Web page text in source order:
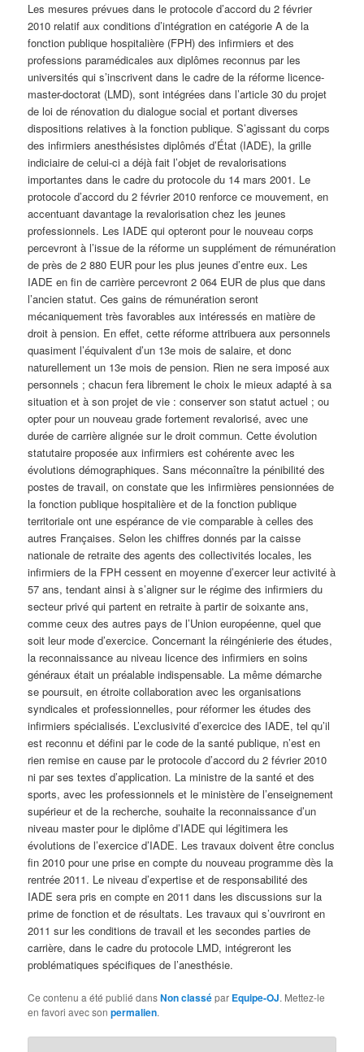
Les mesures prévues dans le protocole d’accord du 2 février
2010 relatif aux conditions d’intégration en catégorie A de la
fonction publique hospitalière (FPH) des infirmiers et des
professions paramédicales aux diplômes reconnus par les
universités qui s’inscrivent dans le cadre de la réforme licence-
master-doctorat (LMD), sont intégrées dans l’article 30 du projet
de loi de rénovation du dialogue social et portant diverses
dispositions relatives à la fonction publique. S’agissant du corps
des infirmiers anesthésistes diplômés d’État (IADE), la grille
indiciaire de celui-ci a déjà fait l’objet de revalorisations
importantes dans le cadre du protocole du 14 mars 2001. Le
protocole d’accord du 2 février 2010 renforce ce mouvement, en
accentuant davantage la revalorisation chez les jeunes
professionnels. Les IADE qui opteront pour le nouveau corps
percevront à l’issue de la réforme un supplément de rémunération
de près de 2 880 EUR pour les plus jeunes d’entre eux. Les
IADE en fin de carrière percevront 2 064 EUR de plus que dans
l’ancien statut. Ces gains de rémunération seront
mécaniquement très favorables aux intéressés en matière de
droit à pension. En effet, cette réforme attribuera aux personnels
quasiment l’équivalent d’un 13e mois de salaire, et donc
naturellement un 13e mois de pension. Rien ne sera imposé aux
personnels ; chacun fera librement le choix le mieux adapté à sa
situation et à son projet de vie : conserver son statut actuel ; ou
opter pour un nouveau grade fortement revalorisé, avec une
durée de carrière alignée sur le droit commun. Cette évolution
statutaire proposée aux infirmiers est cohérente avec les
évolutions démographiques. Sans méconnaître la pénibilité des
postes de travail, on constate que les infirmières pensionnées de
la fonction publique hospitalière et de la fonction publique
territoriale ont une espérance de vie comparable à celles des
autres Françaises. Selon les chiffres donnés par la caisse
nationale de retraite des agents des collectivités locales, les
infirmiers de la FPH cessent en moyenne d’exercer leur activité à
57 ans, tendant ainsi à s’aligner sur le régime des infirmiers du
secteur privé qui partent en retraite à partir de soixante ans,
comme ceux des autres pays de l’Union européenne, quel que
soit leur mode d’exercice. Concernant la réingénierie des études,
la reconnaissance au niveau licence des infirmiers en soins
généraux était un préalable indispensable. La même démarche
se poursuit, en étroite collaboration avec les organisations
syndicales et professionnelles, pour réformer les études des
infirmiers spécialisés. L’exclusivité d’exercice des IADE, tel qu’il
est reconnu et défini par le code de la santé publique, n’est en
rien remise en cause par le protocole d’accord du 2 février 2010
ni par ses textes d’application. La ministre de la santé et des
sports, avec les professionnels et le ministère de l’enseignement
supérieur et de la recherche, souhaite la reconnaissance d’un
niveau master pour le diplôme d’IADE qui légitimera les
évolutions de l’exercice d’IADE. Les travaux doivent être conclus
fin 2010 pour une prise en compte du nouveau programme dès la
rentrée 2011. Le niveau d’expertise et de responsabilité des
IADE sera pris en compte en 2011 dans les discussions sur la
prime de fonction et de résultats. Les travaux qui s’ouvriront en
2011 sur les conditions de travail et les secondes parties de
carrière, dans le cadre du protocole LMD, intégreront les
problématiques spécifiques de l’anesthésie.
Ce contenu a été publié dansNon classépar Equipe-OJ. Mettez-le
en favori avec sonpermalien.